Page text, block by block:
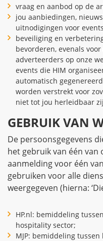
vraag en aanbod op de
jou aanbiedingen,
uitnodigingen voor
beveiliging en
bevorderen, evenals
adverteerders op onze
events die HIM
automatisch
worden verstrekt voor
niet tot jou herleidbaar
GEBRUIK VAN
De persoonsgegevens
het gebruik van één van
aanmelding voor één
gebruiken voor alle
weergegeven (hierna:
HP.nl: bemiddeling
hospitality sector;
MJP: bemiddeling